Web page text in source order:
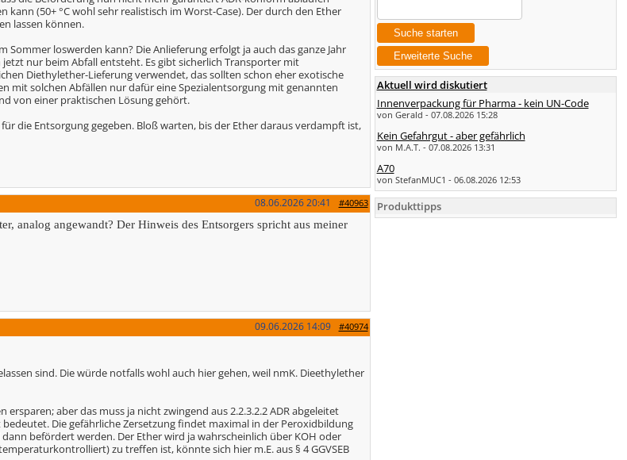
(50+ °C wohl sehr realistisch im Worst-Case). Der durch den Ether
lassen können.
loswerden kann? Die Anlieferung erfolgt ja auch das ganze Jahr
nur beim Abfall entsteht. Es gibt sicherlich Transporter mit
Diethylether-Lieferung verwendet, das sollten schon eher exotische
mit solchen Abfällen nur dafür eine Spezialentsorgung mit genannten
von einer praktischen Lösung gehört.
die Entsorgung gegeben. Bloß warten, bis der Ether daraus verdampft ist,
#40963
08.06.2026 20:41
analog angewandt? Der Hinweis des Entsorgers spricht aus meiner
#40974
09.06.2026 14:09
sind. Die würde notfalls wohl auch hier gehen, weil nmK. Dieethylether
aber das muss ja nicht zwingend aus 2.2.3.2.2 ADR abgeleitet
Die gefährliche Zersetzung findet maximal in der Peroxidbildung
befördert werden. Der Ether wird ja wahrscheinlich über KOH oder
zu treffen ist, könnte sich hier m.E. aus § 4 GGVSEB
Aktuell wird diskutiert
Innenverpackung für Pharma - kein UN-Code
von Gerald - 07.08.2026 15:28
Kein Gefahrgut - aber gefährlich
von M.A.T. - 07.08.2026 13:31
A70
von StefanMUC1 - 06.08.2026 12:53
Produkttipps